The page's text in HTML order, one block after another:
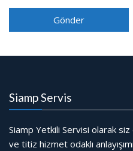
Siamp Servis
Siamp Yetkili Servisi olarak
ve titiz hizmet odaklı